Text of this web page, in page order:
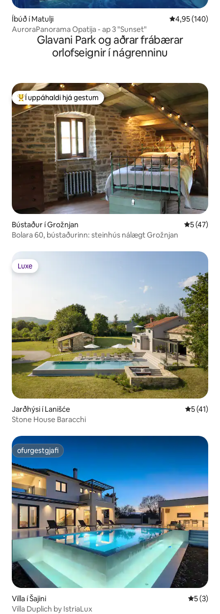
Íbúð í Matulji 4,95 af 5 í
4,95 (140)
AuroraPanorama Opatija - ap 3 "Sunset"
Glavani Park og aðrar frábærar
orlofseignir í nágrenninu
Í mestu uppáhaldi hjá gestum
Í uppáhaldi hjá gestum
Bústaður í Grožnjan 5 af 5 í
5 (47)
Bolara 60, bústaðurinn: steinhús nálægt Grožnjan
Luxe
Luxe
Jarðhýsi í Lanišće 5 af 5 í
5 (41)
Stone House Baracchi
ofurgestgjafi
ofurgestgjafi
Villa í Šajini 5 af 5 í
5 (3)
Villa Duplich by IstriaLux